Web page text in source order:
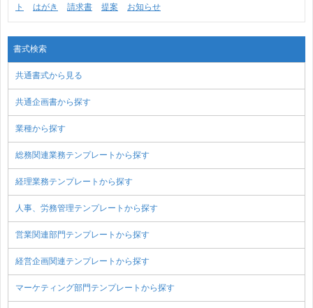
ト
はがき 請求書 提案 お知らせ
書式検索
共通書式から見る
共通企画書から探す
業種から探す
総務関連業務テンプレートから探す
経理業務テンプレートから探す
人事、労務管理テンプレートから探す
営業関連部門テンプレートから探す
経営企画関連テンプレートから探す
マーケティング部門テンプレートから探す